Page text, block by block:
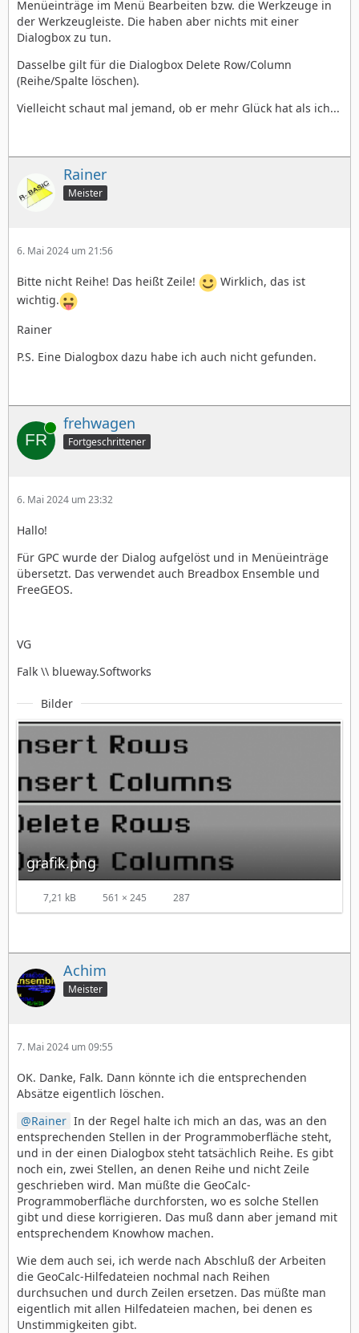
Menüeinträge im Menü Bearbeiten bzw. die Werkzeuge in
der Werkzeugleiste. Die haben aber nichts mit einer
Dialogbox zu tun.
Dasselbe gilt für die Dialogbox Delete Row/Column
(Reihe/Spalte löschen).
Vielleicht schaut mal jemand, ob er mehr Glück hat als ich...
Rainer
Meister
6. Mai 2024 um 21:56
Bitte nicht Reihe! Das heißt Zeile!
Wirklich, das ist
wichtig.
Rainer
P.S. Eine Dialogbox dazu habe ich auch nicht gefunden.
Online frehwagen
Fortgeschrittener
6. Mai 2024 um 23:32
Hallo!
Für GPC wurde der Dialog aufgelöst und in Menüeinträge
übersetzt. Das verwendet auch Breadbox Ensemble und
FreeGEOS.
VG
Falk \\ blueway.Softworks
Bilder
grafik.png
7,21 kB 561 × 245 287
Achim
Meister
7. Mai 2024 um 09:55
OK. Danke, Falk. Dann könnte ich die entsprechenden
Absätze eigentlich löschen.
Rainer In der Regel halte ich mich an das, was an den
entsprechenden Stellen in der Programmoberfläche steht,
und in der einen Dialogbox steht tatsächlich Reihe. Es gibt
noch ein, zwei Stellen, an denen Reihe und nicht Zeile
geschrieben wird. Man müßte die GeoCalc-
Programmoberfläche durchforsten, wo es solche Stellen
gibt und diese korrigieren. Das muß dann aber jemand mit
entsprechendem Knowhow machen.
Wie dem auch sei, ich werde nach Abschluß der Arbeiten
die GeoCalc-Hilfedateien nochmal nach Reihen
durchsuchen und durch Zeilen ersetzen. Das müßte man
eigentlich mit allen Hilfedateien machen, bei denen es
Unstimmigkeiten gibt.